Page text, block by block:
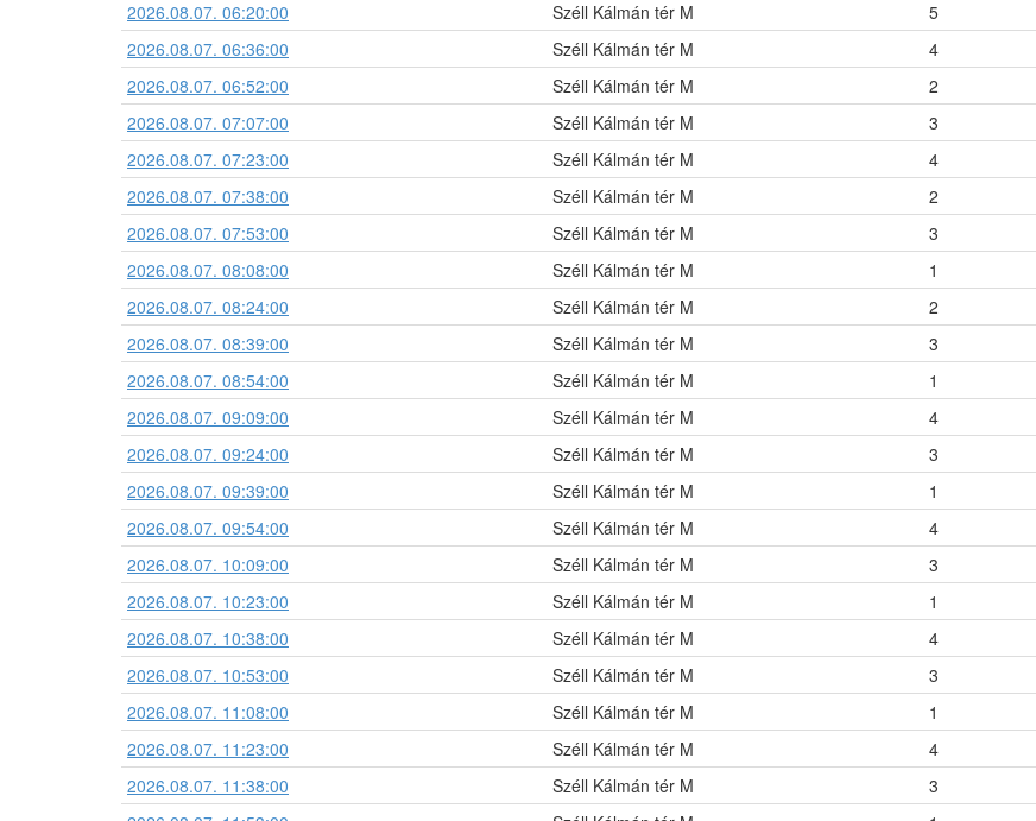
2026.08.07. 06:20:00
Széll Kálmán tér M 5
2026.08.07. 06:36:00
Széll Kálmán tér M 4
2026.08.07. 06:52:00
Széll Kálmán tér M 2
2026.08.07. 07:07:00
Széll Kálmán tér M 3
2026.08.07. 07:23:00
Széll Kálmán tér M 4
2026.08.07. 07:38:00
Széll Kálmán tér M 2
2026.08.07. 07:53:00
Széll Kálmán tér M 3
2026.08.07. 08:08:00
Széll Kálmán tér M 1
2026.08.07. 08:24:00
Széll Kálmán tér M 2
2026.08.07. 08:39:00
Széll Kálmán tér M 3
2026.08.07. 08:54:00
Széll Kálmán tér M 1
2026.08.07. 09:09:00
Széll Kálmán tér M 4
2026.08.07. 09:24:00
Széll Kálmán tér M 3
2026.08.07. 09:39:00
Széll Kálmán tér M 1
2026.08.07. 09:54:00
Széll Kálmán tér M 4
2026.08.07. 10:09:00
Széll Kálmán tér M 3
2026.08.07. 10:23:00
Széll Kálmán tér M 1
2026.08.07. 10:38:00
Széll Kálmán tér M 4
2026.08.07. 10:53:00
Széll Kálmán tér M 3
2026.08.07. 11:08:00
Széll Kálmán tér M 1
2026.08.07. 11:23:00
Széll Kálmán tér M 4
2026.08.07. 11:38:00
Széll Kálmán tér M 3